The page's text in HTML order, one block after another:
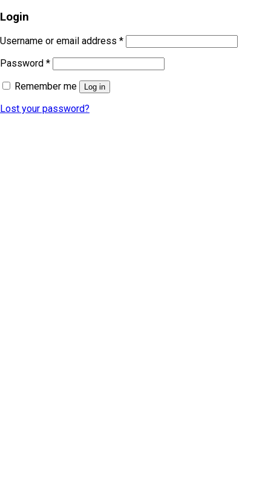
Login
Username or email address *
Password *
Remember me
Log in
Lost your password?